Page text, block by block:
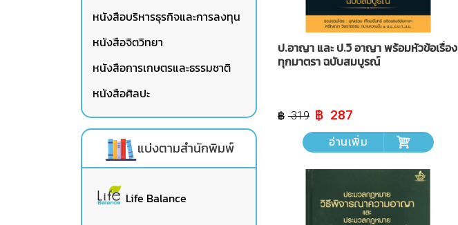
หนังสือบริหารธุรกิจและการลงทุน
หนังสือจิตวิทยา
หนังสือการเกษตรและธรรมชาติ
หนังสือศิลปะ
แบ่งตามสำนักพิมพ์
Life Balance
ป.อาญา และ ป.วิ อาญา พร้อมหัวข้อเรื่อง
ทุกมาตรา ฉบับสมบูรณ์
319 Original
price
was:
฿ 319.
287Current
is:
฿ 287.
อ่านเพิ่ม